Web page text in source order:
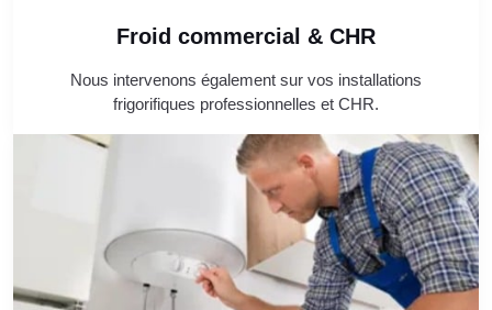
Froid commercial & CHR
Nous intervenons également sur vos installations
frigorifiques professionnelles et CHR.